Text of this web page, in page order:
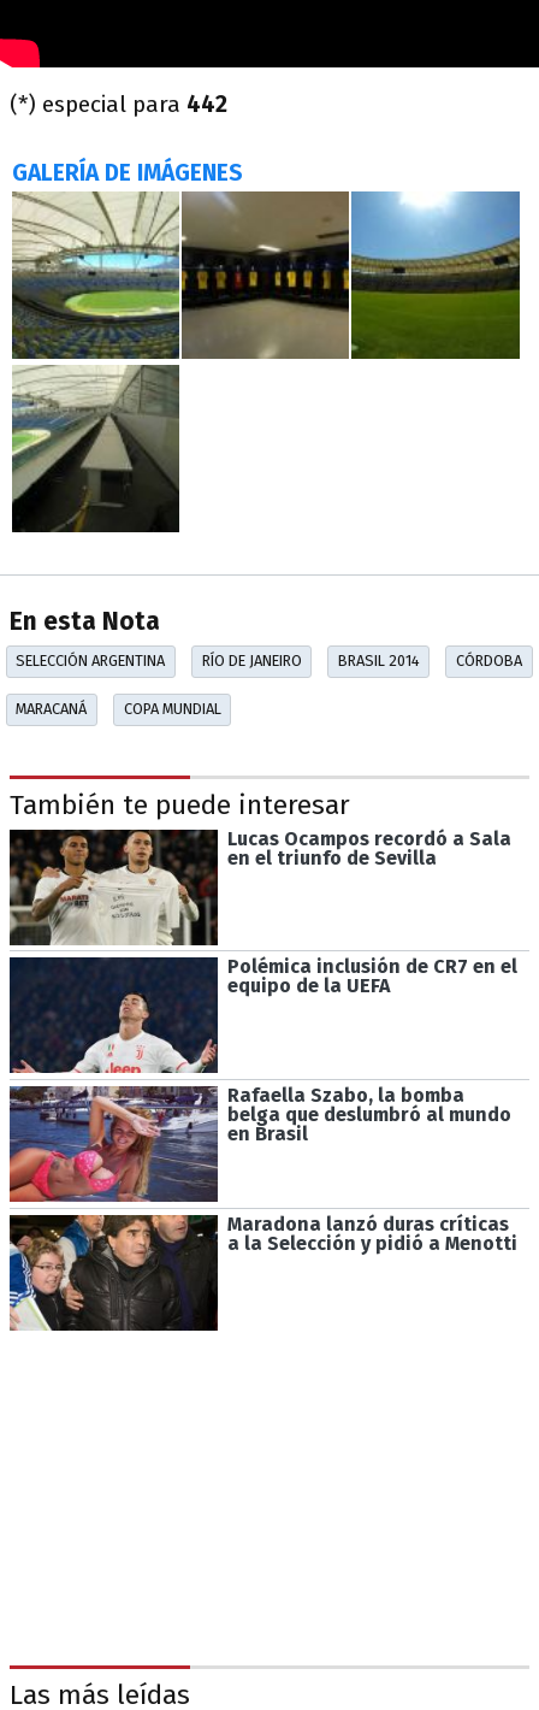
(*) especial para 442
GALERÍA DE IMÁGENES
En esta Nota
SELECCIÓN ARGENTINA RÍO DE JANEIRO BRASIL 2014 CÓRDOBA
MARACANÁ COPA MUNDIAL
También te puede interesar
Lucas Ocampos recordó a Sala
en el triunfo de Sevilla
Polémica inclusión de CR7 en el
equipo de la UEFA
Rafaella Szabo, la bomba
belga que deslumbró al mundo
en Brasil
Maradona lanzó duras críticas
a la Selección y pidió a Menotti
Las más leídas